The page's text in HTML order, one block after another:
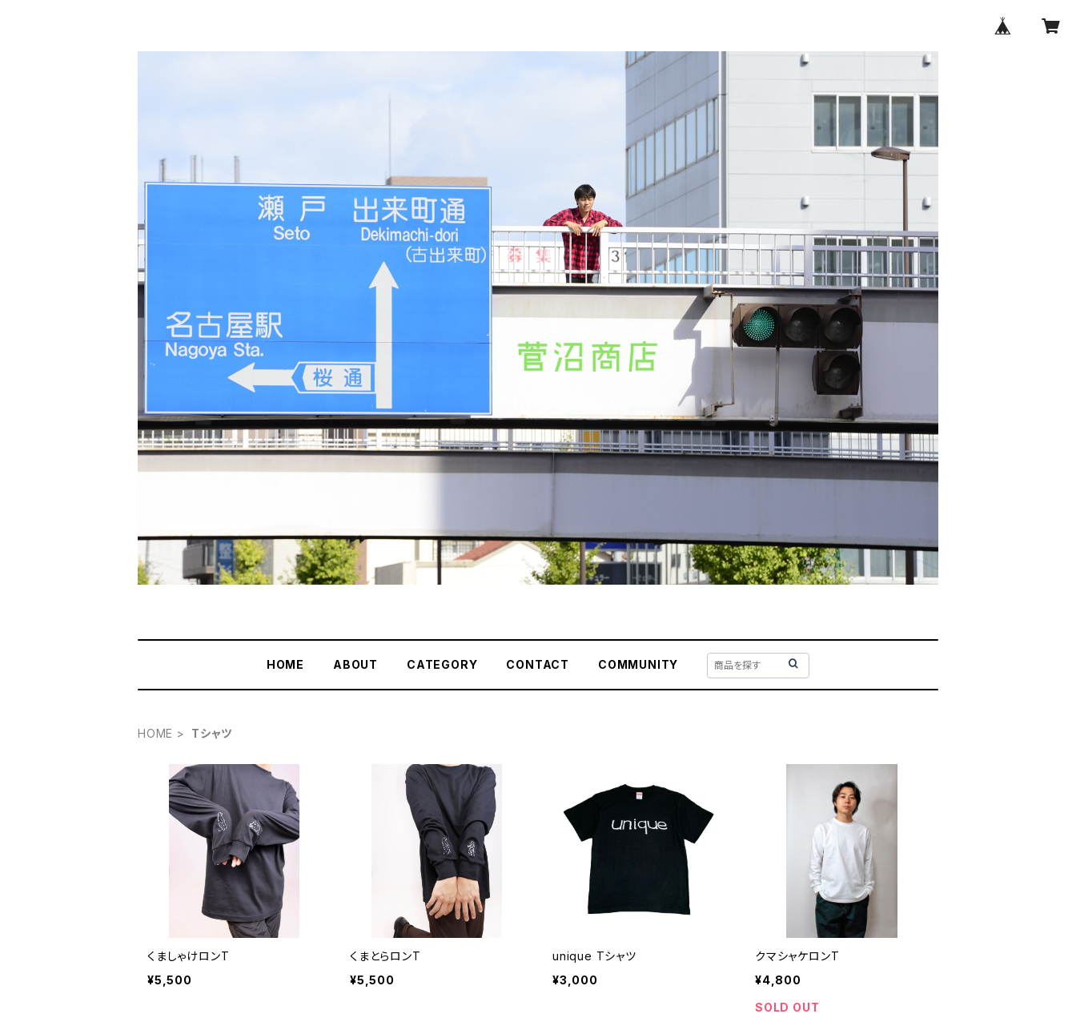
HOME ABOUT CATEGORY CONTACT COMMUNITY
HOME Tシャツ
くましゃけロンT
¥5,500
くまとらロンT
¥5,500
unique Tシャツ
¥3,000
クマシャケロンT
¥4,800
SOLD OUT